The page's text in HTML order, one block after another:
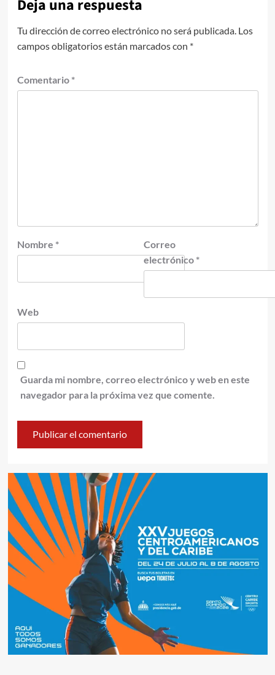
Deja una respuesta
Tu dirección de correo electrónico no será publicada. Los
campos obligatorios están marcados con *
Comentario *
Nombre *
Correo
electrónico *
Web
Guarda mi nombre, correo electrónico y web en este
navegador para la próxima vez que comente.